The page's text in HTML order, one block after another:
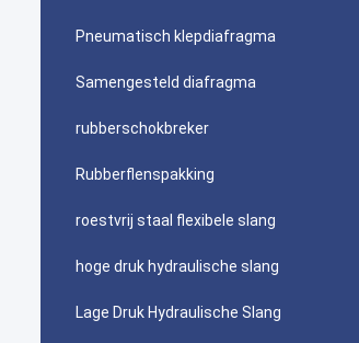
Pneumatisch klepdiafragma
Samengesteld diafragma
rubberschokbreker
Rubberflenspakking
roestvrij staal flexibele slang
hoge druk hydraulische slang
Lage Druk Hydraulische Slang